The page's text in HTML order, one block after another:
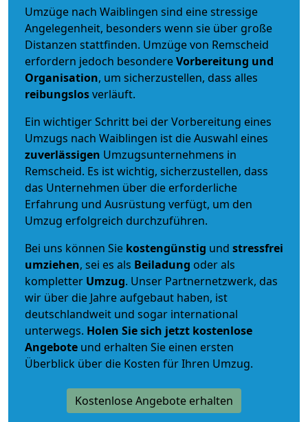
Umzüge nach Waiblingen sind eine stressige
Angelegenheit, besonders wenn sie über große
Distanzen stattfinden. Umzüge von Remscheid
erfordern jedoch besondereVorbereitung und
Organisation, um sicherzustellen, dass alles
reibungslosverläuft.
Ein wichtiger Schritt bei der Vorbereitung eines
Umzugs nach Waiblingen ist die Auswahl eines
zuverlässigen Umzugsunternehmens in
Remscheid. Es ist wichtig, sicherzustellen, dass
das Unternehmen über die erforderliche
Erfahrung und Ausrüstung verfügt, um den
Umzug erfolgreich durchzuführen.
Bei uns können Sie kostengünstig und stressfrei
umziehen, sei es als Beiladung oder als
kompletter Umzug. Unser Partnernetzwerk, das
wir über die Jahre aufgebaut haben, ist
deutschlandweit und sogar international
unterwegs. Holen Sie sich jetzt kostenlose
Angebote und erhalten Sie einen ersten
Überblick über die Kosten für Ihren Umzug.
Kostenlose Angebote erhalten